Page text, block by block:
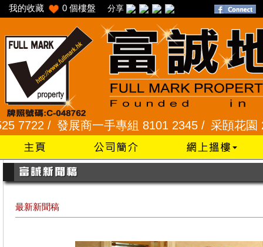
我的收藏 0 個樓盤 分享
/ 發展商一手專組 8101 2345 / 采頣花園 2345
最新新聞稿